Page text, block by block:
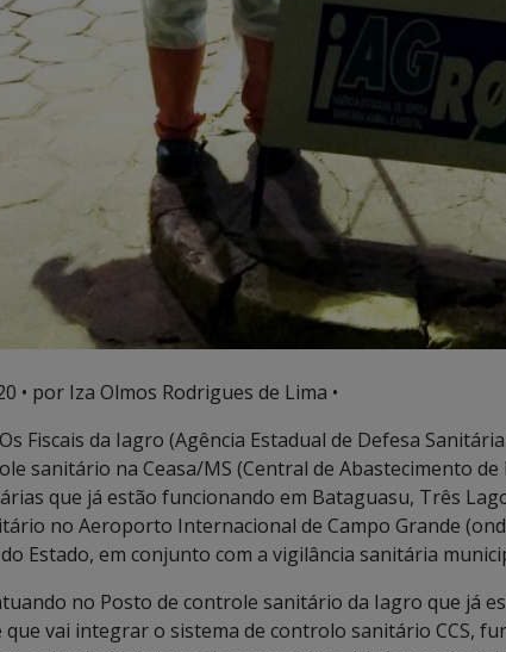
• por Iza Olmos Rodrigues de Lima •
Os Fiscais da Iagro (Agência Estadual de Defesa
sanitário na Ceasa/MS (Central de Abastecimento
que já estão funcionando em Bataguasu, Três
no Aeroporto Internacional de Campo Grande
Estado, em conjunto com a vigilância sanitária
no Posto de controle sanitário da Iagro que já
que vai integrar o sistema de controlo sanitário CCS,